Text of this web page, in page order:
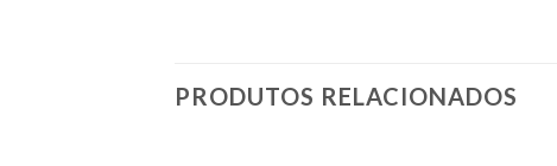
PRODUTOS RELACIONADOS